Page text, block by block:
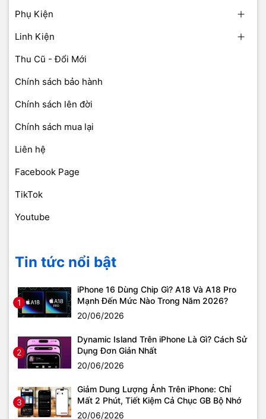
Phụ Kiện
Linh Kiện
Thu Cũ - Đổi Mới
Chính sách bảo hành
Chính sách lên đời
Chính sách mua lại
Liên hệ
Facebook Page
TikTok
Youtube
Tin tức nổi bật
1
iPhone 16 Dùng Chip Gì? A18 Và A18 Pro
Mạnh Đến Mức Nào Trong Năm 2026?
20/06/2026
2
Dynamic Island Trên iPhone Là Gì? Cách Sử
Dụng Đơn Giản Nhất
20/06/2026
3
Giảm Dung Lượng Ảnh Trên iPhone: Chỉ
Mất 2 Phút, Tiết Kiệm Cả Chục GB Bộ Nhớ
20/06/2026